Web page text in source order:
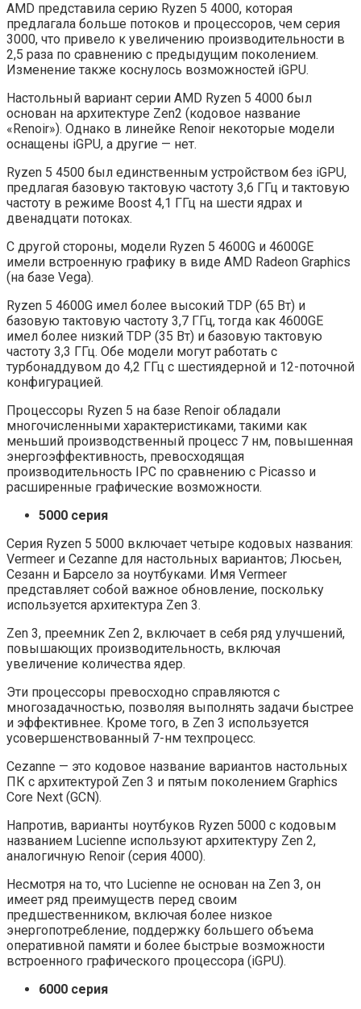
AMD представила серию Ryzen 5 4000, которая
предлагала больше потоков и процессоров, чем серия
3000, что привело к увеличению производительности в
2,5 раза по сравнению с предыдущим поколением.
Изменение также коснулось возможностей iGPU.
Настольный вариант серии AMD Ryzen 5 4000 был
основан на архитектуре Zen2 (кодовое название
«Renoir»). Однако в линейке Renoir некоторые модели
оснащены iGPU, а другие — нет.
Ryzen 5 4500 был единственным устройством без iGPU,
предлагая базовую тактовую частоту 3,6 ГГц и тактовую
частоту в режиме Boost 4,1 ГГц на шести ядрах и
двенадцати потоках.
С другой стороны, модели Ryzen 5 4600G и 4600GE
имели встроенную графику в виде AMD Radeon Graphics
(на базе Vega).
Ryzen 5 4600G имел более высокий TDP (65 Вт) и
базовую тактовую частоту 3,7 ГГц, тогда как 4600GE
имел более низкий TDP (35 Вт) и базовую тактовую
частоту 3,3 ГГц. Обе модели могут работать с
турбонаддувом до 4,2 ГГц с шестиядерной и 12-поточной
конфигурацией.
Процессоры Ryzen 5 на базе Renoir обладали
многочисленными характеристиками, такими как
меньший производственный процесс 7 нм, повышенная
энергоэффективность, превосходящая
производительность IPC по сравнению с Picasso и
расширенные графические возможности.
5000 серия
Серия Ryzen 5 5000 включает четыре кодовых названия:
Vermeer и Cezanne для настольных вариантов; Люсьен,
Сезанн и Барсело за ноутбуками. Имя Vermeer
представляет собой важное обновление, поскольку
используется архитектура Zen 3.
Zen 3, преемник Zen 2, включает в себя ряд улучшений,
повышающих производительность, включая
увеличение количества ядер.
Эти процессоры превосходно справляются с
многозадачностью, позволяя выполнять задачи быстрее
и эффективнее. Кроме того, в Zen 3 используется
усовершенствованный 7-нм техпроцесс.
Cezanne — это кодовое название вариантов настольных
ПК с архитектурой Zen 3 и пятым поколением Graphics
Core Next (GCN).
Напротив, варианты ноутбуков Ryzen 5000 с кодовым
названием Lucienne используют архитектуру Zen 2,
аналогичную Renoir (серия 4000).
Несмотря на то, что Lucienne не основан на Zen 3, он
имеет ряд преимуществ перед своим
предшественником, включая более низкое
энергопотребление, поддержку большего объема
оперативной памяти и более быстрые возможности
встроенного графического процессора (iGPU).
6000 серия